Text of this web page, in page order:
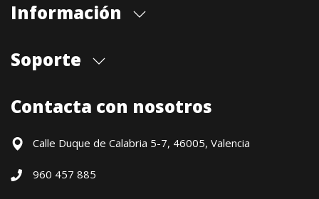
Información
Cita previa tienda
Contacto
Soporte
Formas de pago
Devoluciones / Garantía
Política precio mínimo garantizado
Contacta con nosotros
Calle Duque de Calabria 5-7, 46005, Valencia
960 457 885